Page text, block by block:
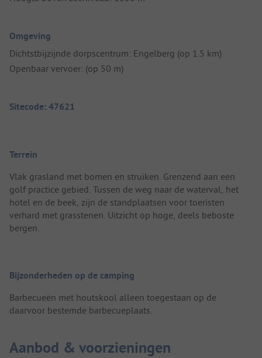
Omgeving
Dichtstbijzijnde dorpscentrum: Engelberg (op 1.5 km)
Openbaar vervoer: (op 50 m)
Sitecode: 47621
Terrein
Vlak grasland met bomen en struiken. Grenzend aan een
golf practice gebied. Tussen de weg naar de waterval, het
hotel en de beek, zijn de standplaatsen voor toeristen
verhard met grasstenen. Uitzicht op hoge, deels beboste
bergen.
Bijzonderheden op de camping
Barbecueën met houtskool alleen toegestaan op de
daarvoor bestemde barbecueplaats.
Aanbod & voorzieningen